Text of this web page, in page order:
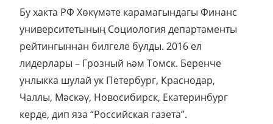
Бу хакта РФ Хөкүмәте карамагындагы Финанс
университетының Социология департаменты
рейтингыннан билгеле булды. 2016 ел
лидерлары – Грозный һәм Томск. Беренче
унлыкка шулай ук Петербург, Краснодар,
Чаллы, Мәскәү, Новосибирск, Екатеринбург
керде, дип яза “Российская газета”.